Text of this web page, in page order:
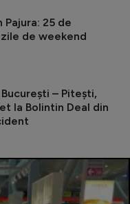
Pajura: 25 de
de weekend
– Pitești,
la Bolintin Deal din